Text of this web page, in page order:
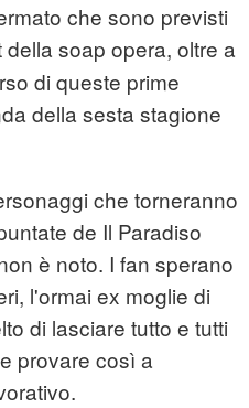
che sono previsti
della soap opera, oltre a
di queste prime
della sesta stagione
che torneranno
de Il Paradiso
è noto. I fan sperano
l'ormai ex moglie di
di lasciare tutto e tutti
provare così a